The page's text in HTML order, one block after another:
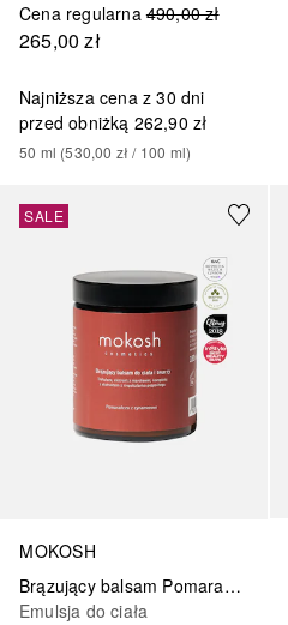
Cena regularna 490,00 zł
265,00 zł
Najniższa cena z 30 dni
przed obniżką 262,90 zł
50 ml (530,00 zł / 100 ml)
MOKOSH
Brązujący balsam Pomarańcza z cynamonem
Emulsja do ciała
SALE